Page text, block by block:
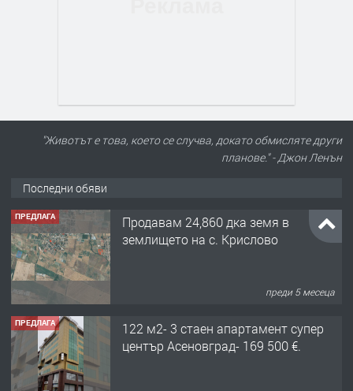
"Животът е това, което се случва, докато обмисляте други
планове." - Джон Ленън
Последни обяви
ПРЕДЛАГА
Продавам 24,860 дка земя в
землището на с. Крислово
преди 5 месеца
ПРЕДЛАГА
122 м2- 3 стаен апартамент супер
център Асеновград- 169 500 €.